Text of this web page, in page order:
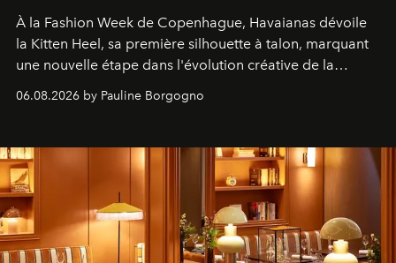
À la Fashion Week de Copenhague, Havaianas dévoile
la Kitten Heel, sa première silhouette à talon, marquant
une nouvelle étape dans l'évolution créative de la
06.08.2026 by Pauline Borgogno